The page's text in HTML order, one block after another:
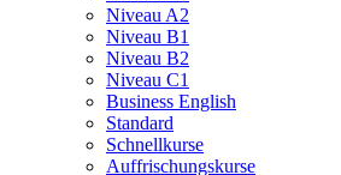
Niveau A2
Niveau B1
Niveau B2
Niveau C1
Business English
Standard
Schnellkurse
Auffrischungskurse